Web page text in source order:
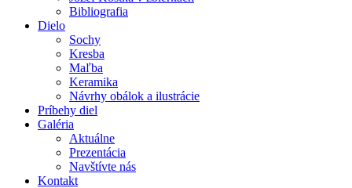
Bibliografia
Dielo
Sochy
Kresba
Maľba
Keramika
Návrhy obálok a ilustrácie
Príbehy diel
Galéria
Aktuálne
Prezentácia
Navštívte nás
Kontakt